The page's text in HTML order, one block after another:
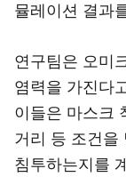
뮬레이션 결과
연구팀은 오미
염력을 가진다
이들은 마스크
거리 등 조건을
침투하는지를